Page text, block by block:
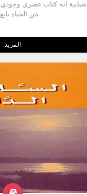
شبابية انه كتاب عصري
من الحياة
المزيد